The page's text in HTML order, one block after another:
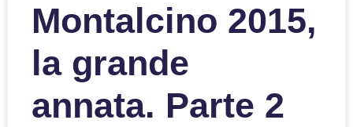
Montalcino 2015,
la grande
annata. Parte 2